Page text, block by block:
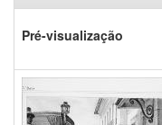
Pré-visualização